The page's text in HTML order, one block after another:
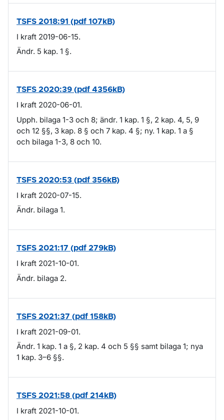
TSFS 2018:91 (pdf 107kB)
I kraft 2019-06-15.
Ändr. 5 kap. 1 §.
TSFS 2020:39 (pdf 4356kB)
I kraft 2020-06-01.
Upph. bilaga 1-3 och 8; ändr. 1 kap. 1 §, 2 kap. 4, 5, 9
och 12 §§, 3 kap. 8 § och 7 kap. 4 §; ny. 1 kap. 1 a §
och bilaga 1-3, 8 och 10.
TSFS 2020:53 (pdf 356kB)
I kraft 2020-07-15.
Ändr. bilaga 1.
TSFS 2021:17 (pdf 279kB)
I kraft 2021-10-01.
Ändr. bilaga 2.
TSFS 2021:37 (pdf 158kB)
I kraft 2021-09-01.
Ändr. 1 kap. 1 a §, 2 kap. 4 och 5 §§ samt bilaga 1; nya
1 kap. 3–6 §§.
TSFS 2021:58 (pdf 214kB)
I kraft 2021-10-01.